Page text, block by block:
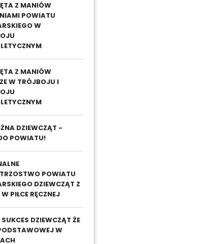
Z MANIÓW
POWIATU
W
Z MANIÓW
W TRÓJBOJU I
DZIEWCZĄT -
POWIATU!
POWIATU
DZIEWCZĄT Z
PIŁCE RĘCZNEJ
DZIEWCZĄT ŻE
W